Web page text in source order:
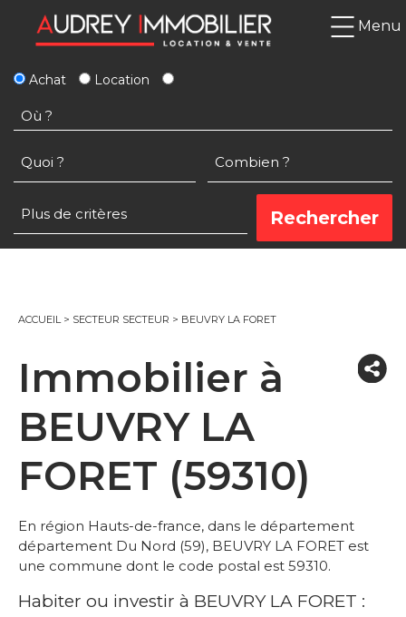
Menu
Achat Location
ACCUEIL> SECTEUR SECTEUR > BEUVRY LA FORET
Immobilier à
BEUVRY LA
FORET (59310)
En région Hauts-de-france, dans le département
département Du Nord (59), BEUVRY LA FORET est
une commune dont le code postal est 59310.
Habiter ou investir à BEUVRY LA FORET :